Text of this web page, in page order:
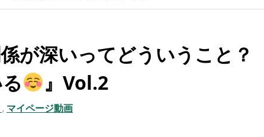
が深いってどういうこと
』Vol.2
, マイページ動画